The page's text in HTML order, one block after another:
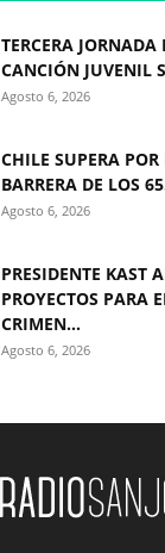
TERCERA
CANCIÓN JUVENIL
Agosto 6, 2026
CHILE SUPERA
BARRERA DE LOS
Agosto 6, 2026
PRESIDENTE KAST
PROYECTOS PARA
CRIMEN...
Agosto 6, 2026